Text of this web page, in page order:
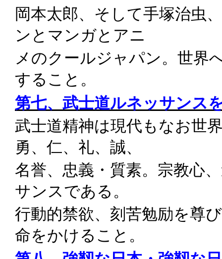
岡本太郎、そして手塚治虫
ンとマンガとアニ
メのクールジャパン。世界
すること。
第七、武士道ルネッサンス
武士道精神は現代もなお世
勇、仁、礼、誠、
名誉、忠義・質素。宗教心
サンスである。
行動的禁欲、刻苦勉励を尊
命をかけること。